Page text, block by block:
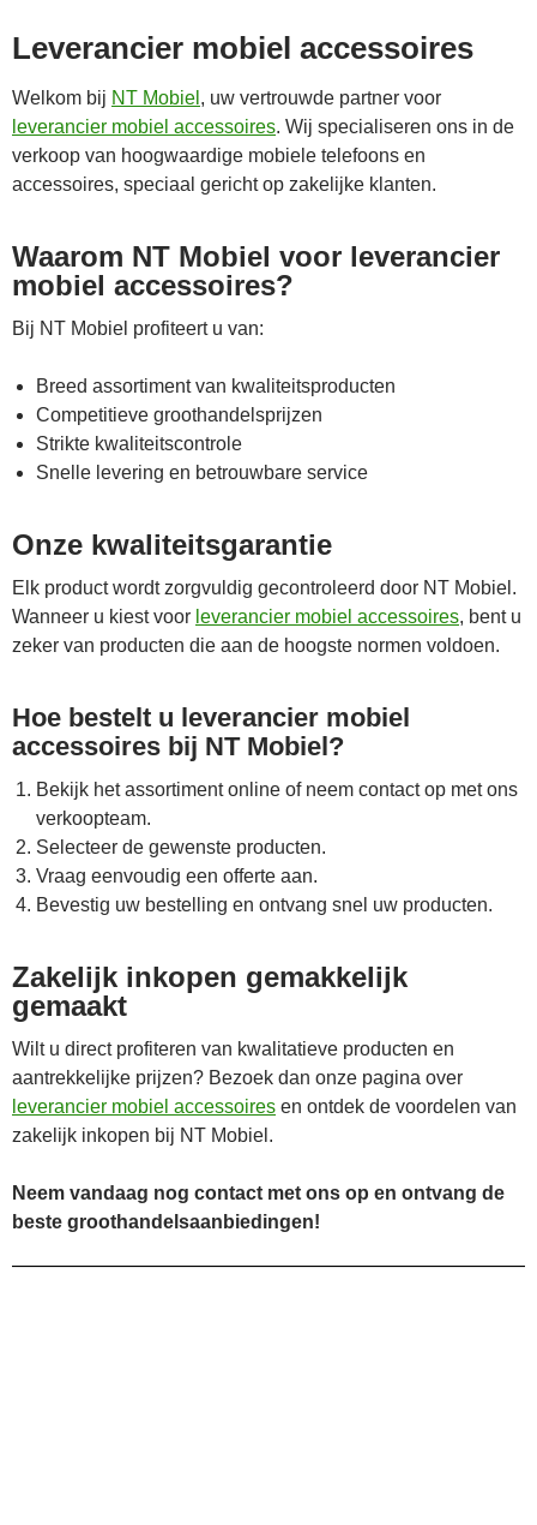
Leverancier mobiel accessoires
Welkom bij NT Mobiel , uw vertrouwde partner voor
leverancier mobiel accessoires. Wij specialiseren ons in de
verkoop van hoogwaardige mobiele telefoons en
accessoires, speciaal gericht op zakelijke klanten.
Waarom NT Mobiel voor leverancier
mobiel accessoires?
Bij NT Mobiel profiteert u van:
Breed assortiment van kwaliteitsproducten
Competitieve groothandelsprijzen
Strikte kwaliteitscontrole
Snelle levering en betrouwbare service
Onze kwaliteitsgarantie
Elk product wordt zorgvuldig gecontroleerd door NT Mobiel.
Wanneer u kiest voor leverancier mobiel accessoires, bent u
zeker van producten die aan de hoogste normen voldoen.
Hoe bestelt u leverancier mobiel
accessoires bij NT Mobiel?
Bekijk het assortiment online of neem contact op met ons
verkoopteam.
Selecteer de gewenste producten.
Vraag eenvoudig een offerte aan.
Bevestig uw bestelling en ontvang snel uw producten.
Zakelijk inkopen gemakkelijk
gemaakt
Wilt u direct profiteren van kwalitatieve producten en
aantrekkelijke prijzen? Bezoek dan onze pagina over
leverancier mobiel accessoires en ontdek de voordelen van
zakelijk inkopen bij NT Mobiel.
Neem vandaag nog contact met ons op en ontvang de
beste groothandelsaanbiedingen!